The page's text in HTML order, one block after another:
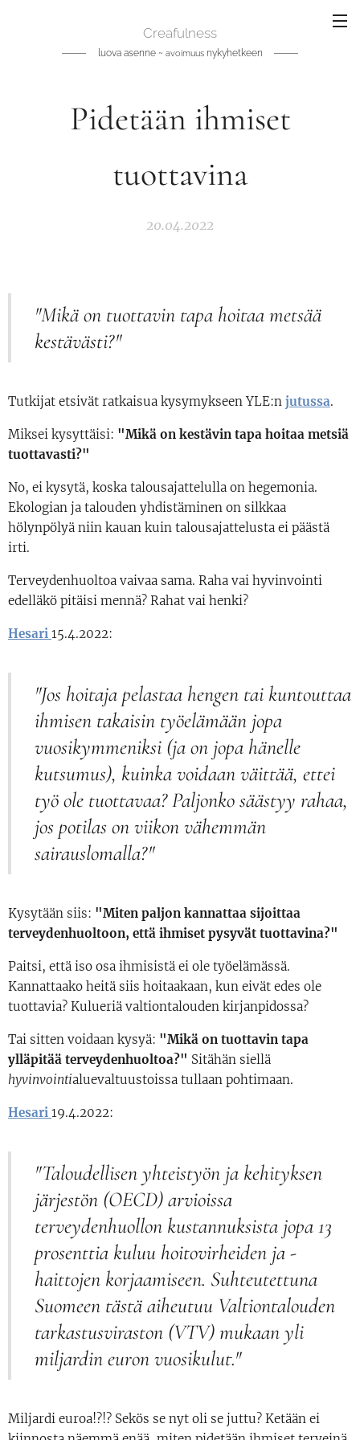
Creafulness
luova asenne ~ avoimuusnykyhetkeen
Pidetään ihmiset
tuottavina
20.04.2022
"Mikä on tuottavin tapa hoitaa metsää
kestävästi?"
Tutkijat etsivät ratkaisua kysymykseen YLE:n jutussa.
Miksei kysyttäisi: "Mikä on kestävin tapa hoitaa metsiä
tuottavasti?"
No, ei kysytä, koska talousajattelulla on hegemonia.
Ekologian ja talouden yhdistäminen on silkkaa
hölynpölyä niin kauan kuin talousajattelusta ei päästä
irti.
Terveydenhuoltoa vaivaa sama. Raha vai hyvinvointi
edelläkö pitäisi mennä? Rahat vai henki?
Hesari 15.4.2022:
"Jos hoitaja pelastaa hengen tai kuntouttaa
ihmisen takaisin työelämään jopa
vuosikymmeniksi (ja on jopa hänelle
kutsumus), kuinka voidaan väittää, ettei
työ ole tuottavaa? Paljonko säästyy rahaa,
jos potilas on viikon vähemmän
sairauslomalla?"
Kysytään siis: "Miten paljon kannattaa sijoittaa
terveydenhuoltoon, että ihmiset pysyvät tuottavina?"
Paitsi, että iso osa ihmisistä ei ole työelämässä.
Kannattaako heitä siis hoitaakaan, kun eivät edes ole
tuottavia? Kulueriä valtiontalouden kirjanpidossa?
Tai sitten voidaan kysyä: "Mikä on tuottavin tapa
ylläpitää terveydenhuoltoa?" Sitähän siellä
hyvinvointialuevaltuustoissa tullaan pohtimaan.
Hesari 19.4.2022:
"Taloudellisen yhteistyön ja kehityksen
järjestön (OECD) arvioissa
terveydenhuollon kustannuksista jopa 13
prosenttia kuluu hoitovirheiden ja -
haittojen korjaamiseen. Suhteutettuna
Suomeen tästä aiheutuu Valtiontalouden
tarkastusviraston (VTV) mukaan yli
miljardin euron vuosikulut."
Miljardi euroa!?!? Sekös se nyt oli se juttu? Ketään ei